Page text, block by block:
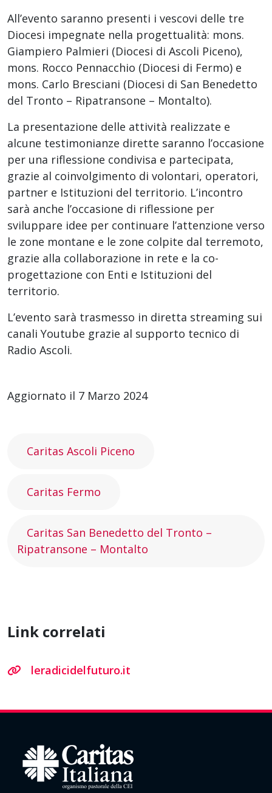
All’evento saranno presenti i vescovi delle tre
Diocesi impegnate nella progettualità: mons.
Giampiero Palmieri (Diocesi di Ascoli Piceno),
mons. Rocco Pennacchio (Diocesi di Fermo) e
mons. Carlo Bresciani (Diocesi di San Benedetto
del Tronto – Ripatransone – Montalto).
La presentazione delle attività realizzate e
alcune testimonianze dirette saranno l’occasione
per una riflessione condivisa e partecipata,
grazie al coinvolgimento di volontari, operatori,
partner e Istituzioni del territorio. L’incontro
sarà anche l’occasione di riflessione per
sviluppare idee per continuare l’attenzione verso
le zone montane e le zone colpite dal terremoto,
grazie alla collaborazione in rete e la co-
progettazione con Enti e Istituzioni del
territorio.
L’evento sarà trasmesso in diretta streaming sui
canali Youtube grazie al supporto tecnico di
Radio Ascoli.
Aggiornato il 7 Marzo 2024
Caritas Ascoli Piceno
Caritas Fermo
Caritas San Benedetto del Tronto –
Ripatransone – Montalto
Link correlati
leradicidelfuturo.it